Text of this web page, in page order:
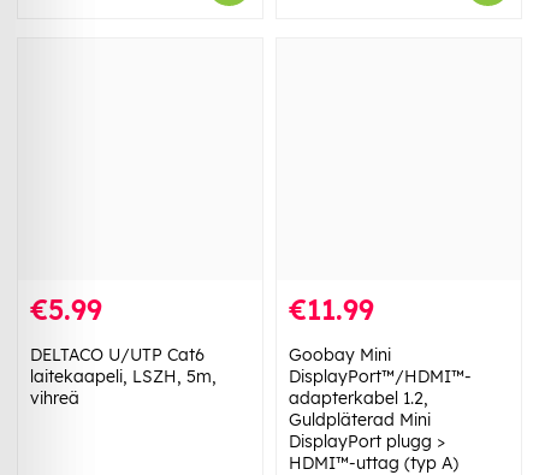
€5.99
DELTACO U/UTP Cat6
laitekaapeli, LSZH, 5m,
vihreä
€11.99
Goobay Mini
DisplayPort™/HDMI™-
adapterkabel 1.2,
Guldpläterad Mini
DisplayPort plugg >
HDMI™-uttag (typ A)